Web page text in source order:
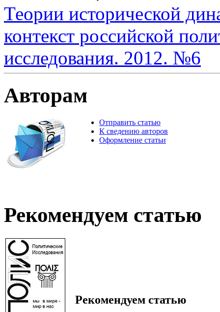
Теории исторической
контекст российской
исследования. 2012. №6
Авторам
Отправить статью
К сведению авторов
Оформление статьи
Рекомендуем статью
Рекомендуем статью